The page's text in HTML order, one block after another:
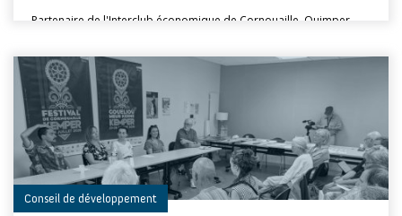
Partenaire de l'Interclub économique de Cornouaille, Quimper
Toutes les actus de cette rubrique LIRE LA SUITE
Conseil de développement